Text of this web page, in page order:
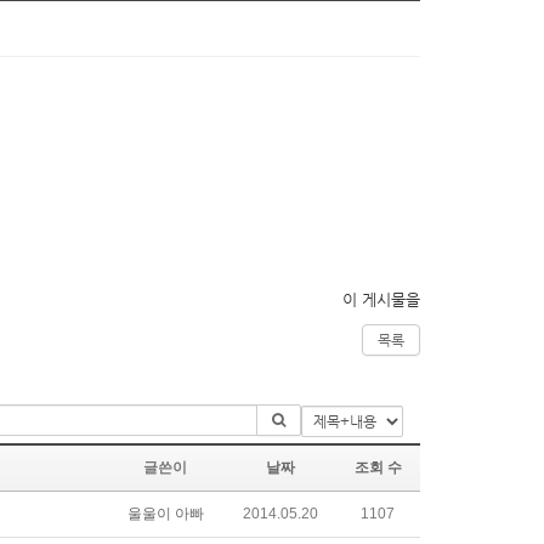
이 게시물을
목록
글쓴이 날짜 조회 수
울울이 아빠 2014.05.20 1107